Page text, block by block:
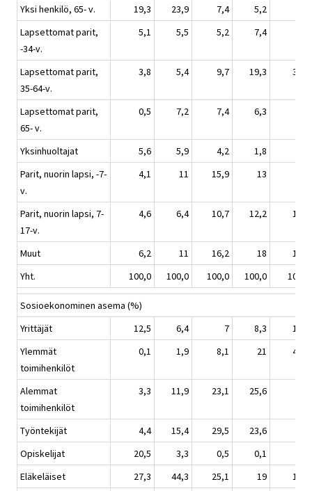
Yksi henkilö, 65- v.
19,3 23,9 7,4 5,2
Lapsettomat parit,
-34-v.
5,1 5,5 5,2 7,4
Lapsettomat parit,
35-64-v.
3,8 5,4 9,7 19,3 31,4
Lapsettomat parit,
65- v.
0,5 7,2 7,4 6,3
Yksinhuoltajat 5,6 5,9 4,2 1,8
Parit, nuorin lapsi, -7-
v.
4,1 11 15,9 13
Parit, nuorin lapsi, 7-
17-v.
4,6 6,4 10,7 12,2 10,7
Muut 6,2 11 16,2 18
12,9
Yht.
100,0 100,0 100,0 100,0 100,0
Sosioekonominen asema (%)
Yrittäjät
12,5 6,4 7 8,3
16,1
Ylemmät
toimihenkilöt
0,1 1,9 8,1 21 45,5
Alemmat
toimihenkilöt
3,3 11,9 23,1 25,6
Työntekijät 4,4 15,4 29,5 23,6
Opiskelijat
20,5 3,3 0,5 0,1
Eläkeläiset
27,3 44,3 25,1 19 16,6